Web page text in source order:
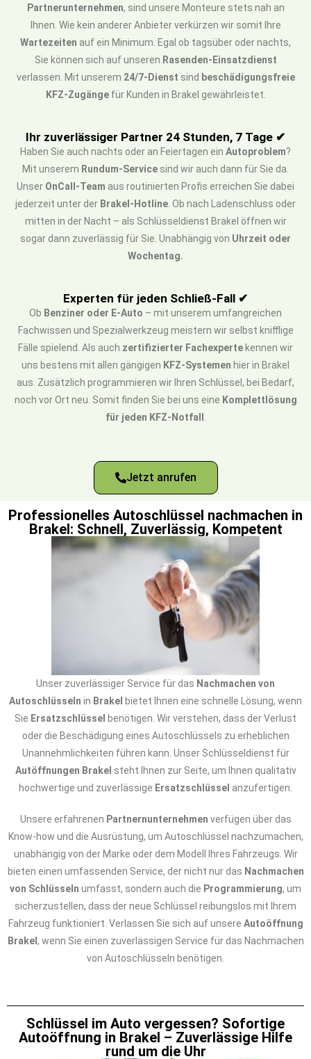
Partnerunternehmen, sind unsere Monteure stets nah an
Ihnen. Wie kein anderer Anbieter verkürzen wir somit Ihre
Wartezeiten auf ein Minimum. Egal ob tagsüber oder nachts,
Sie können sich auf unseren Rasenden-Einsatzdienst
verlassen. Mit unserem 24/7-Dienst sind beschädigungsfreie
KFZ-Zugängefür Kunden in Brakel gewährleistet.
Ihr zuverlässiger Partner 24 Stunden, 7 Tage ✔
Haben Sie auch nachts oder an Feiertagen ein Autoproblem?
Mit unserem Rundum-Service sind wir auch dann für Sie da.
Unser OnCall-Team aus routinierten Profis erreichen Sie dabei
jederzeit unter der Brakel-Hotline . Ob nach Ladenschluss oder
mitten in der Nacht – als Schlüsseldienst Brakel öffnen wir
sogar dann zuverlässig für Sie. Unabhängig von Uhrzeit oder
Wochentag.
Experten für jeden Schließ-Fall ✔
Ob Benziner oder E-Auto – mit unserem umfangreichen
Fachwissen und Spezialwerkzeug meistern wir selbst knifflige
Fälle spielend. Als auch zertifizierter Fachexperte kennen wir
uns bestens mit allen gängigen KFZ-Systemen hier in Brakel
aus. Zusätzlich programmieren wir Ihren Schlüssel, bei Bedarf,
noch vor Ort neu. Somit finden Sie bei uns eine Komplettlösung
für jeden KFZ-Notfall
Jetzt anrufen
Professionelles Autoschlüssel nachmachen in
Brakel: Schnell, Zuverlässig, Kompetent
Unser zuverlässiger Service für das Nachmachen von
Autoschlüsseln in Brakel bietet Ihnen eine schnelle Lösung, wenn
Sie Ersatzschlüssel benötigen. Wir verstehen, dass der Verlust
oder die Beschädigung eines Autoschlüssels zu erheblichen
Unannehmlichkeiten führen kann. Unser Schlüsseldienst für
Autöffnungen Brakel steht Ihnen zur Seite, um Ihnen qualitativ
hochwertige und zuverlässige Ersatzschlüssel anzufertigen.
Unsere erfahrenen Partnernunternehmen verfügen über das
Know-how und die Ausrüstung, um Autoschlüssel nachzumachen,
unabhängig von der Marke oder dem Modell Ihres Fahrzeugs. Wir
bieten einen umfassenden Service, der nicht nur das Nachmachen
von Schlüsseln umfasst, sondern auch die Programmierung, um
sicherzustellen, dass der neue Schlüssel reibungslos mit Ihrem
Fahrzeug funktioniert. Verlassen Sie sich auf unsere Autoöffnung
Brakel , wenn Sie einen zuverlässigen Service für das Nachmachen
von Autoschlüsseln benötigen.
Schlüssel im Auto vergessen? Sofortige
Autoöffnung in Brakel – Zuverlässige Hilfe
rund um die Uhr